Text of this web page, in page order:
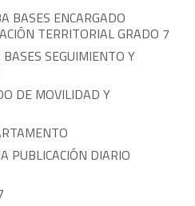
BASES ENCARGADO
TERRITORIAL GRADO 7
SEGUIMIENTO Y
DE MOVILIDAD Y
PUBLICACIÓN DIARIO